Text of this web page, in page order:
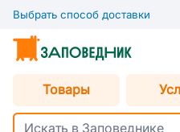
Выбрать способ доставки
Товары